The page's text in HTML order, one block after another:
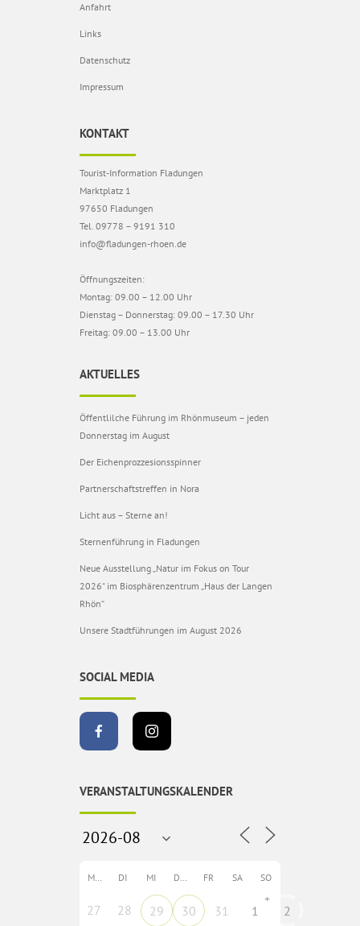
Anfahrt
Links
Datenschutz
Impressum
KONTAKT
Tourist-Information Fladungen
Marktplatz 1
97650 Fladungen
Tel. 09778 – 9191 310
info@fladungen-rhoen.de
Öffnungszeiten:
Montag: 09.00 – 12.00 Uhr
Dienstag – Donnerstag: 09.00 – 17.30 Uhr
Freitag: 09.00 – 13.00 Uhr
AKTUELLES
Öffentlilche Führung im Rhönmuseum – jeden
Donnerstag im August
Der Eichenprozzesionsspinner
Partnerschaftstreffen in Nora
Licht aus – Sterne an!
Sternenführung in Fladungen
Neue Ausstellung „Natur im Fokus on Tour
2026“ im Biosphärenzentrum „Haus der Langen
Rhön“
Unsere Stadtführungen im August 2026
SOCIAL MEDIA
VERANSTALTUNGSKALENDER
MO DI MI DO FR SA SO
27 28 29 30 31 1
+
2